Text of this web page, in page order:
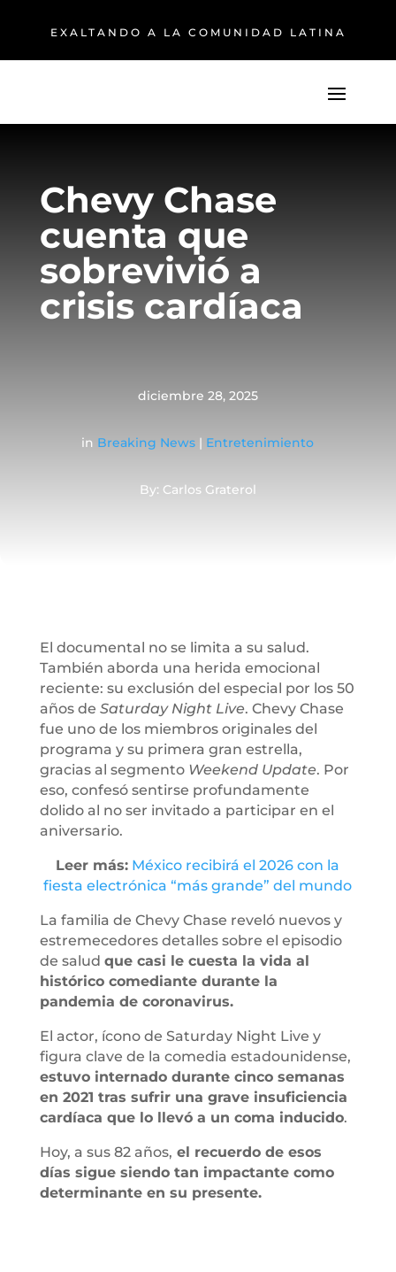
EXALTANDO A LA COMUNIDAD LATINA
Chevy Chase
cuenta que
sobrevivió a
crisis cardíaca
diciembre 28, 2025
in Breaking News | Entretenimiento
By: Carlos Graterol
El documental no se limita a su salud.
También aborda una herida emocional
reciente: su exclusión del especial por los 50
años de Saturday Night Live. Chevy Chase
fue uno de los miembros originales del
programa y su primera gran estrella,
gracias al segmento Weekend Update. Por
eso, confesó sentirse profundamente
dolido al no ser invitado a participar en el
aniversario.
Leer más: México recibirá el 2026 con la
fiesta electrónica “más grande” del mundo
La familia de Chevy Chase reveló nuevos y
estremecedores detalles sobre el episodio
de salud que casi le cuesta la vida al
histórico comediante durante la
pandemia de coronavirus.
El actor, ícono de Saturday Night Live y
figura clave de la comedia estadounidense,
estuvo internado durante cinco semanas
en 2021 tras sufrir una grave insuficiencia
cardíaca que lo llevó a un coma inducido.
Hoy, a sus 82 años, el recuerdo de esos
días sigue siendo tan impactante como
determinante en su presente.